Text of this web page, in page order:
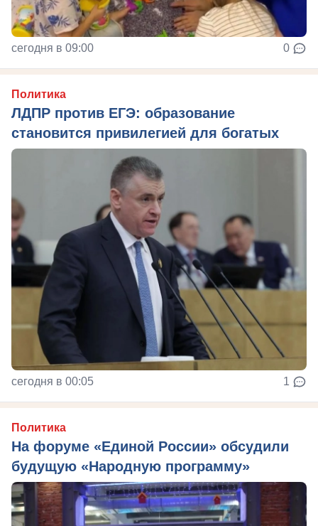
сегодня в 09:00 0
Политика
ЛДПР против ЕГЭ: образование
становится привилегией для богатых
сегодня в 00:05 1
Политика
На форуме «Единой России» обсудили
будущую «Народную программу»